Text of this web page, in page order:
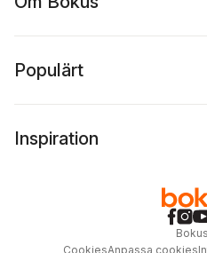
Populärt
Inspiration
Bokus
CookiesAnpassa cookies